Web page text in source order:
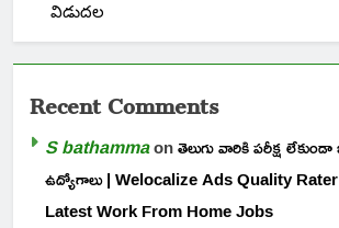
విడుదల
Recent Comments
S bathammaonతెలుగు వారికి పరీక్ష
ఉద్యోగాలు | Welocalize Ads Quality
Latest Work From Home Jobs